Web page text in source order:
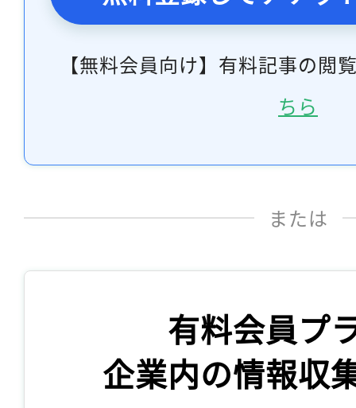
【無料会員向け】有料記事の閲
ちら
または
有料会員プ
企業内の情報収